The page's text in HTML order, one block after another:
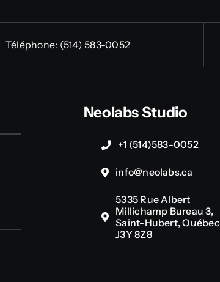
Téléphone: (514) 583-0052
Neolabs Studio
+1 (514)583-0052
info@neolabs.ca
5335 Rue Albert
Millichamp Bureau 3,
Saint-Hubert, Québec
J3Y 8Z8